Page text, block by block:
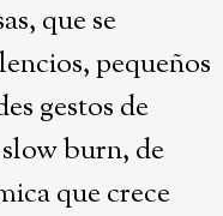
que se
pequeños
gestos de
burn, de
que crece